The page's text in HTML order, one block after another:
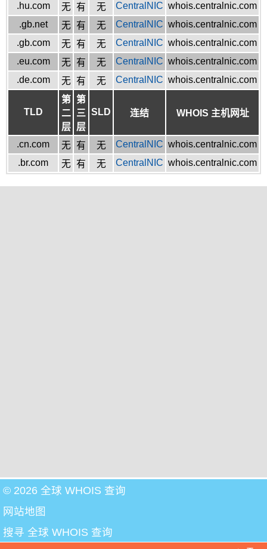
.hu.com
无 有 无 CentralNIC whois.centralnic.com
.gb.net
无 有 无 CentralNIC whois.centralnic.com
.gb.com
无 有 无 CentralNIC whois.centralnic.com
.eu.com
无 有 无 CentralNIC whois.centralnic.com
.de.com
无 有 无 CentralNIC whois.centralnic.com
TLD
第
二
层
第
三
层
SLD 连结 WHOIS 主机网址
.cn.com 无 有 无 CentralNIC whois.centralnic.com
.br.com
无 有 无 CentralNIC whois.centralnic.com
© 2026 全球 WHOIS 查询
网站地图
搜寻 全球 WHOIS 查询